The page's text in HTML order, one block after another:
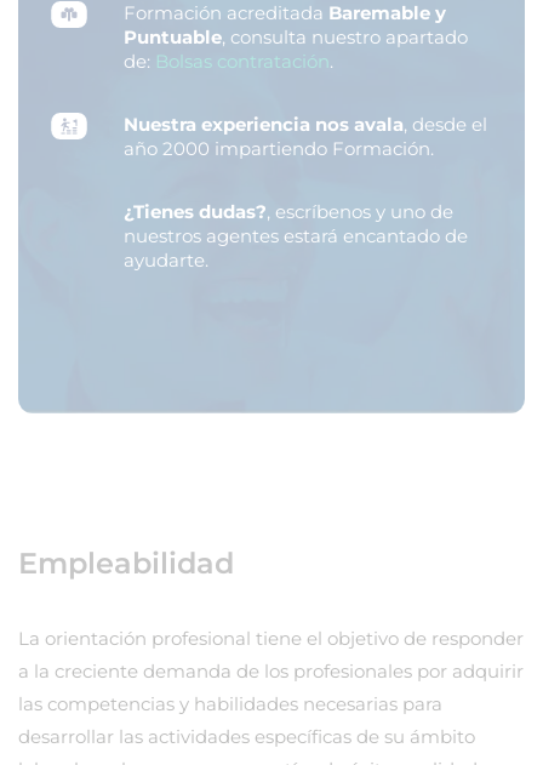
Formación acreditada Baremable y
Puntuable, consulta nuestro apartado
de: Bolsas contratación.
Nuestra experiencia nos avala, desde el
año 2000 impartiendo Formación.
¿Tienes dudas?, escríbenos y uno de
nuestros agentes estará encantado de
ayudarte.
Empleabilidad
La orientación profesional tiene el objetivo de responder
a la creciente demanda de los profesionales por adquirir
las competencias y habilidades necesarias para
desarrollar las actividades específicas de su ámbito